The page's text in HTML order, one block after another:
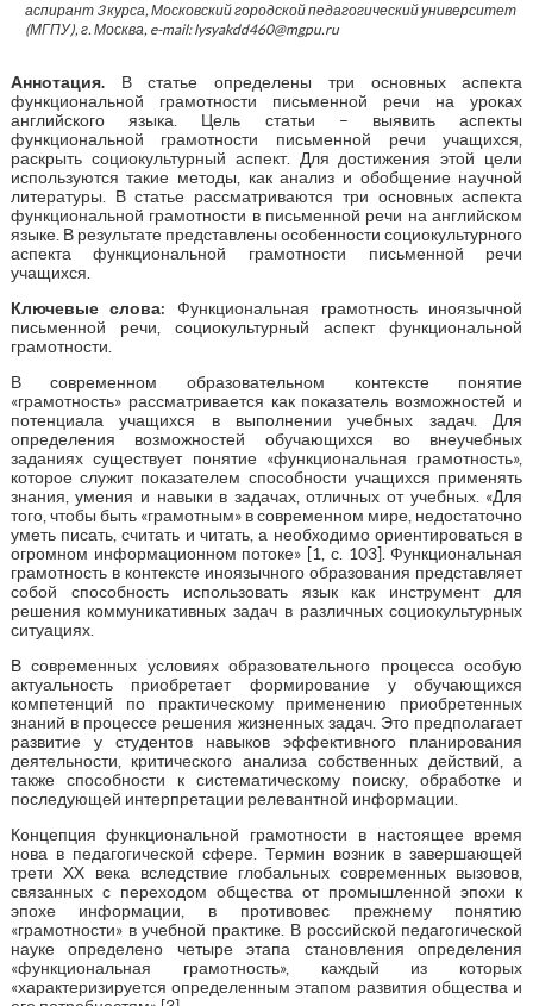
аспирант 3 курса, Московский городской педагогический университет
(МГПУ), г. Москва, e-mail: lysyakdd460@mgpu.ru
Аннотация.В статье определены три основных аспекта
функциональной грамотности письменной речи на уроках
английского языка. Цель статьи – выявить аспекты
функциональной грамотности письменной речи учащихся,
раскрыть социокультурный аспект. Для достижения этой цели
используются такие методы, как анализ и обобщение научной
литературы. В статье рассматриваются три основных аспекта
функциональной грамотности в письменной речи на английском
языке. В результате представлены особенности социокультурного
аспекта функциональной грамотности письменной речи
учащихся.
Ключевые слова: Функциональная грамотность иноязычной
письменной речи, социокультурный аспект функциональной
грамотности.
В современном образовательном контексте понятие
«грамотность» рассматривается как показатель возможностей и
потенциала учащихся в выполнении учебных задач. Для
определения возможностей обучающихся во внеучебных
заданиях существует понятие «функциональная грамотность»,
которое служит показателем способности учащихся применять
знания, умения и навыки в задачах, отличных от учебных. «Для
того, чтобы быть «грамотным» в современном мире, недостаточно
уметь писать, считать и читать, а необходимо ориентироваться в
огромном информационном потоке» [1, с. 103]. Функциональная
грамотность в контексте иноязычного образования представляет
собой способность использовать язык как инструмент для
решения коммуникативных задач в различных социокультурных
ситуациях.
В современных условиях образовательного процесса особую
актуальность приобретает формирование у обучающихся
компетенций по практическому применению приобретенных
знаний в процессе решения жизненных задач. Это предполагает
развитие у студентов навыков эффективного планирования
деятельности, критического анализа собственных действий, а
также способности к систематическому поиску, обработке и
последующей интерпретации релевантной информации.
Концепция функциональной грамотности в настоящее время
нова в педагогической сфере. Термин возник в завершающей
трети XX века вследствие глобальных современных вызовов,
связанных с переходом общества от промышленной эпохи к
эпохе информации, в противовес прежнему понятию
«грамотности» в учебной практике. В российской педагогической
науке определено четыре этапа становления определения
«функциональная грамотность», каждый из которых
«характеризируется определенным этапом развития общества и